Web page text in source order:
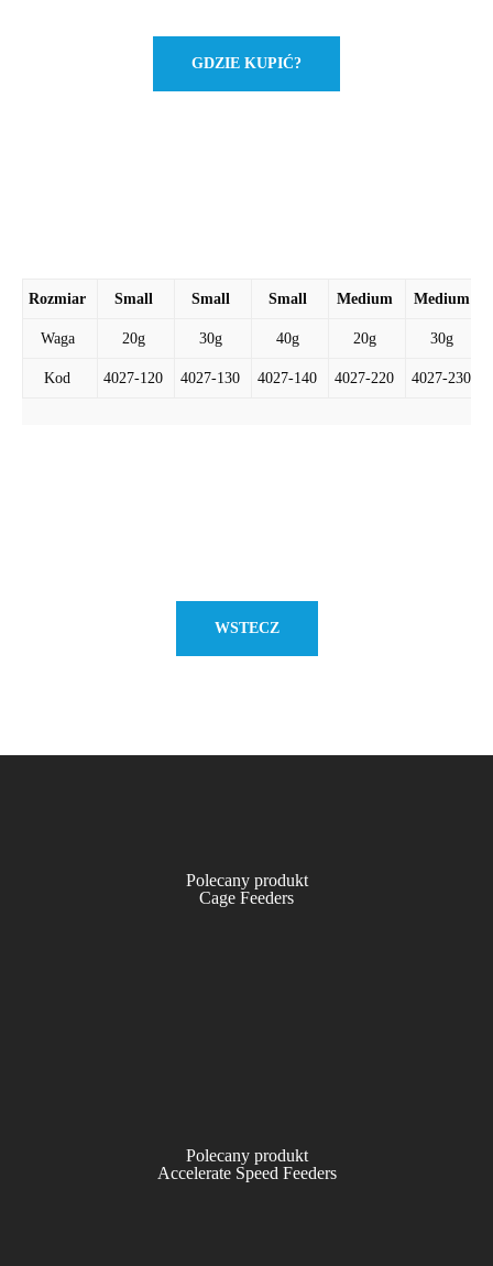
GDZIE KUPIĆ?
Rozmiar Small Small Small Medium Medium
Waga 20g 30g 40g 20g 30g
Kod 4027-120 4027-130 4027-140 4027-220 4027-230
WSTECZ
Polecany produkt
Cage Feeders
Polecany produkt
Accelerate Speed Feeders